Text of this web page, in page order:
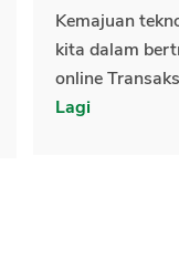
Kemajuan
kita dalam
online
Lagi